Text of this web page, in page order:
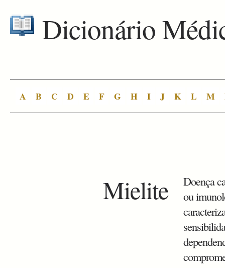
Dicionário
A B C D E F G H I J K L M
Mielite
Doença
ou